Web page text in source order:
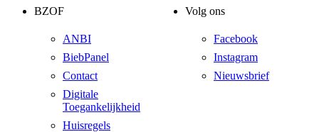
BZOF
ANBI
BiebPanel
Contact
Digitale
Toegankelijkheid
Huisregels
Volg ons
Facebook
Instagram
Nieuwsbrief